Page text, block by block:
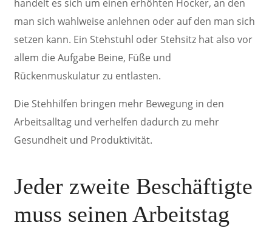
handelt es sich um einen erhöhten Hocker, an den
man sich wahlweise anlehnen oder auf den man sich
setzen kann. Ein Stehstuhl oder Stehsitz hat also vor
allem die Aufgabe Beine, Füße und
Rückenmuskulatur zu entlasten.
Die Stehhilfen bringen mehr Bewegung in den
Arbeitsalltag und verhelfen dadurch zu mehr
Gesundheit und Produktivität.
Jeder zweite Beschäftigte
muss seinen Arbeitstag